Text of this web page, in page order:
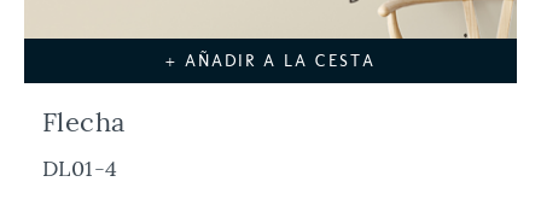
+ AÑADIR A LA CESTA
Flecha
DL01-4